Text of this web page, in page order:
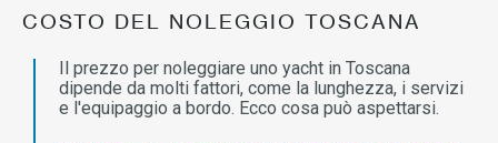
COSTO DEL NOLEGGIO TOSCANA
Il prezzo per noleggiare uno yacht in Toscana
dipende da molti fattori, come la lunghezza, i servizi
e l'equipaggio a bordo. Ecco cosa può aspettarsi.